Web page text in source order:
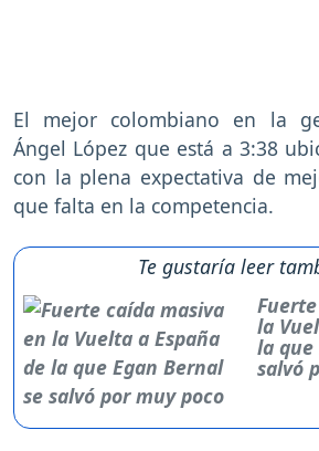
El mejor colombiano en la
Ángel López que está a 3:38
con la plena expectativa de
que falta en la competencia.
Te gustaría leer
la
la que
salvó